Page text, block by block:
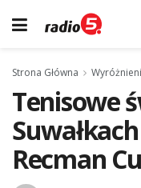
Strona Główna
Tenisowe
Recman